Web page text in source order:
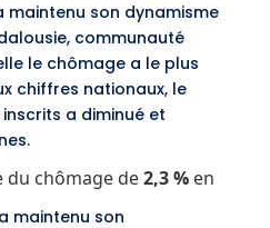
maintenu son dynamisme
communauté
le chômage a le plus
chiffres nationaux, le
a diminué et
du chômage de2,3 %en
maintenu son